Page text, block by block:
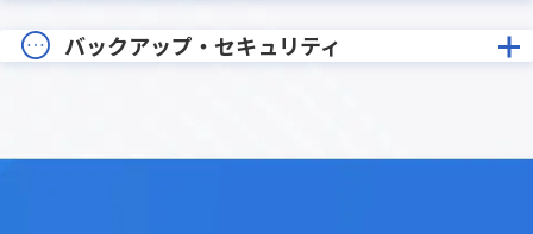
バックアップ・セキュリティ